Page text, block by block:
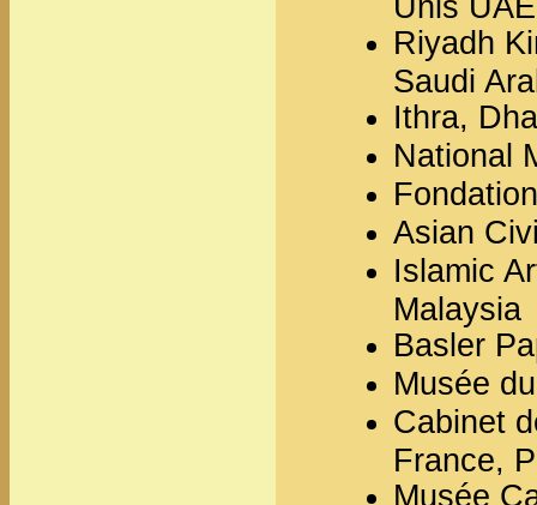
Riyadh
Saudi
Ithra,
National
Asian
Islamic
Malaysia
Basler
Musée
Cabinet
France,
Musée